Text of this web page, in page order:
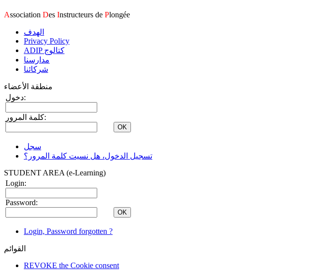
Association Des Instructeurs de Plongée
الهدف
Privacy Policy
ADIP كتالوج
مدارسنا
شركائنا
منطقة الأعضاء
دخول:
كلمة المرور:
سجل
تسجيل الدخول، هل نسيت كلمة المرور؟
STUDENT AREA (e-Learning)
Login:
Password:
Login, Password forgotten ?
القوائم
REVOKE the Cookie consent